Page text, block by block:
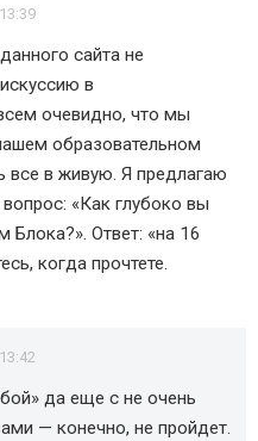
сайта не
в
очевидно, что мы
образовательном
все в живую. Я предлагаю
«Как глубоко вы
Блока?». Ответ: «на 16
когда прочтете.
да еще с не очень
— конечно, не пройдет.